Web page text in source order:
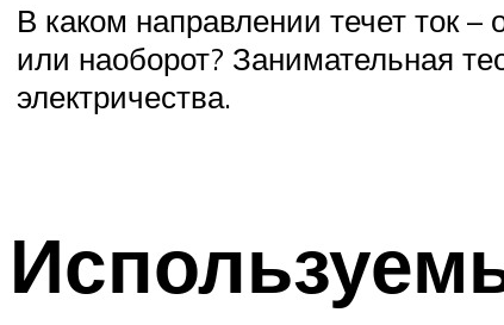
В каком направлении течет ток –
или наоборот? Занимательная
электричества.